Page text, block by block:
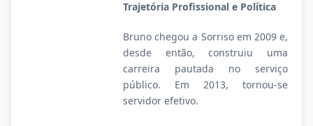
Trajetória Profissional e Política
Bruno chegou a Sorriso em 2009 e,
desde então, construiu uma
carreira pautada no serviço
público. Em 2013, tornou-se
servidor efetivo.